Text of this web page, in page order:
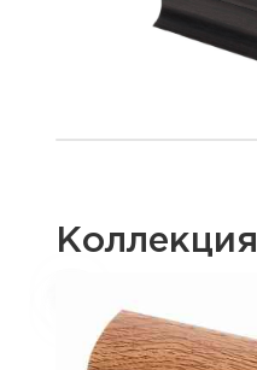
Коллекция